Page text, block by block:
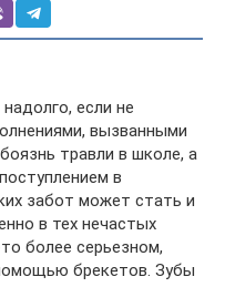
если не
вызванными
травли в школе, а
в
забот может стать и
в тех нечастых
более серьезном,
брекетов. Зубы